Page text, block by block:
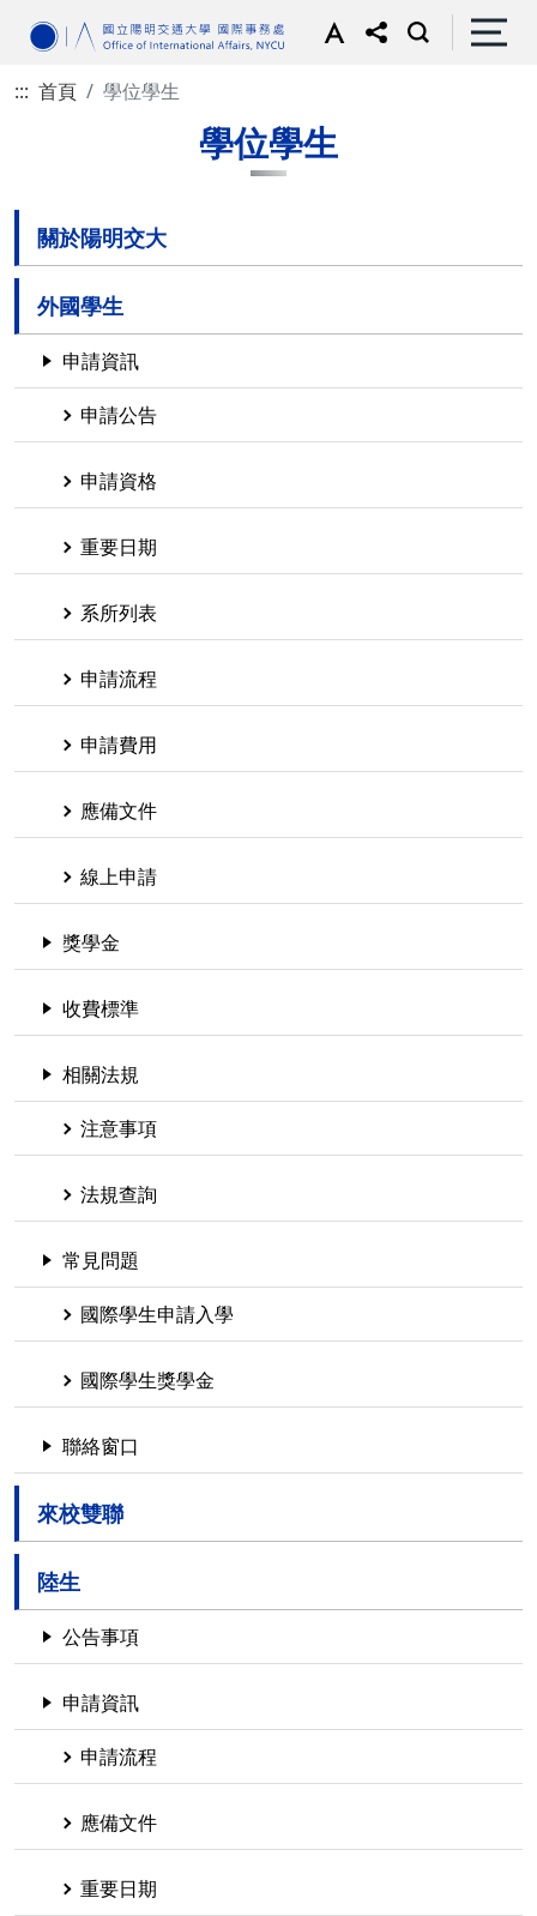
::: 首頁 學位學生
學位學生
關於陽明交大
外國學生
申請資訊
申請公告
申請資格
重要日期
系所列表
申請流程
申請費用
應備文件
線上申請
獎學金
收費標準
相關法規
注意事項
法規查詢
常見問題
國際學生申請入學
國際學生獎學金
聯絡窗口
來校雙聯
陸生
公告事項
申請資訊
申請流程
應備文件
重要日期